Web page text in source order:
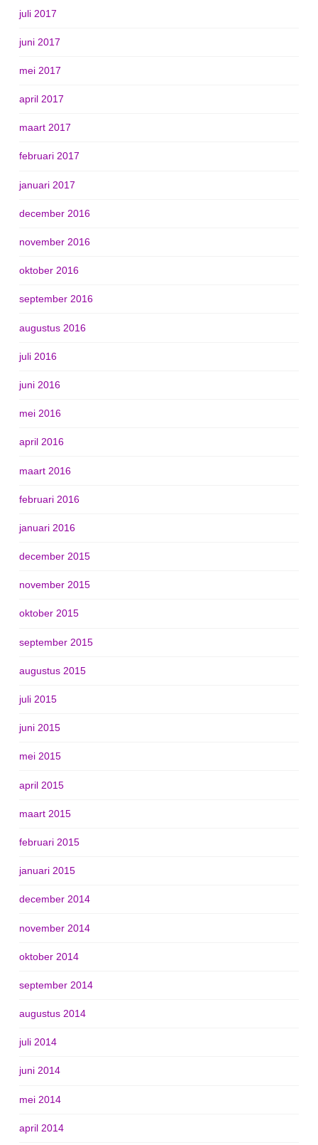
juli 2017
juni 2017
mei 2017
april 2017
maart 2017
februari 2017
januari 2017
december 2016
november 2016
oktober 2016
september 2016
augustus 2016
juli 2016
juni 2016
mei 2016
april 2016
maart 2016
februari 2016
januari 2016
december 2015
november 2015
oktober 2015
september 2015
augustus 2015
juli 2015
juni 2015
mei 2015
april 2015
maart 2015
februari 2015
januari 2015
december 2014
november 2014
oktober 2014
september 2014
augustus 2014
juli 2014
juni 2014
mei 2014
april 2014